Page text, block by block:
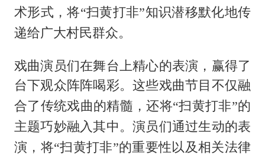
术形式，将“扫黄打非”知识潜移默化地传
递给广大村民群众。
戏曲演员们在舞台上精心的表演，赢得了
台下观众阵阵喝彩。这些戏曲节目不仅融
合了传统戏曲的精髓，还将“扫黄打非”的
主题巧妙融入其中。演员们通过生动的表
演，将“扫黄打非”的重要性以及相关法律